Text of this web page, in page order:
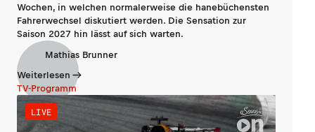
Wochen, in welchen normalerweise die hanebüchensten
Fahrerwechsel diskutiert werden. Die Sensation zur
Saison 2027 hin lässt auf sich warten.
Mathias Brunner
Weiterlesen
TV-Programm
LIVE